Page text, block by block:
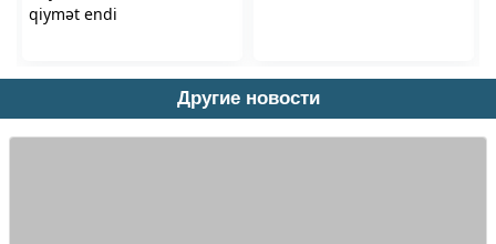
Другие новости